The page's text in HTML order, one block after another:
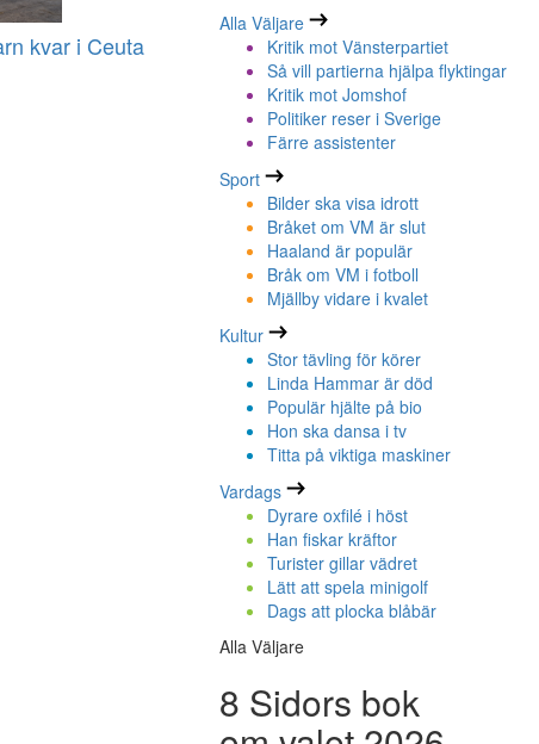
kvar i Ceuta
Alla Väljare
Kritik mot Vänsterpartiet
Så vill partierna hjälpa flyktingar
Kritik mot Jomshof
Politiker reser i Sverige
Färre assistenter
Sport
Bilder ska visa idrott
Bråket om VM är slut
Haaland är populär
Bråk om VM i fotboll
Mjällby vidare i kvalet
Kultur
Stor tävling för körer
Linda Hammar är död
Populär hjälte på bio
Hon ska dansa i tv
Titta på viktiga maskiner
Vardags
Dyrare oxfilé i höst
Han fiskar kräftor
Turister gillar vädret
Lätt att spela minigolf
Dags att plocka blåbär
Alla Väljare
8 Sidors bok